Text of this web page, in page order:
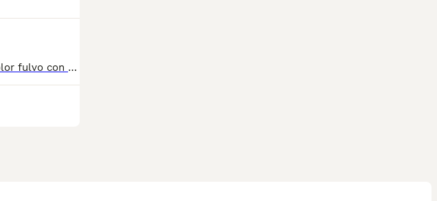
Dolce ed adorabile cucciolo di cocker cerca casa, color fulvo con particolari su muso e fronte bianchi, cedo già sverminato con microchip e vaccini. Possibilità di vedere entrambi i genitori.